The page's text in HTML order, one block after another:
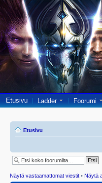
Etusivu Ladder Foorumi
Etusivu
Näytä vastaamattomat viestit • Näytä